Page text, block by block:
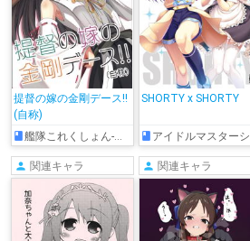
提督の嫁の金剛デース!!
(自称)
艦隊これくしょん-艦これ-
SHORTY x SHORTY
アイドルマスターシンデレラガールズ
関連キャラ 関連キャラ